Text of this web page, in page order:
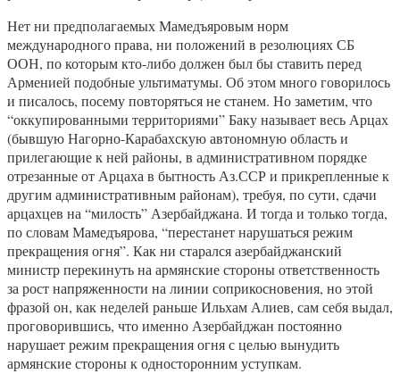
Нет ни предполагаемых Мамедъяровым норм
международного права, ни положений в резолюциях СБ
ООН, по которым кто-либо должен был бы ставить перед
Арменией подобные ультиматумы. Об этом много говорилось
и писалось, посему повторяться не станем. Но заметим, что
“оккупированными территориями” Баку называет весь Арцах
(бывшую Нагорно-Карабахскую автономную область и
прилегающие к ней районы, в административном порядке
отрезанные от Арцаха в бытность Аз.ССР и прикрепленные к
другим административным районам), требуя, по сути, сдачи
арцахцев на “милость” Азербайджана. И тогда и только тогда,
по словам Мамедъярова, “перестанет нарушаться режим
прекращения огня”. Как ни старался азербайджанский
министр перекинуть на армянские стороны ответственность
за рост напряженности на линии соприкосновения, но этой
фразой он, как неделей раньше Ильхам Алиев, сам себя выдал,
проговорившись, что именно Азербайджан постоянно
нарушает режим прекращения огня с целью вынудить
армянские стороны к односторонним уступкам.